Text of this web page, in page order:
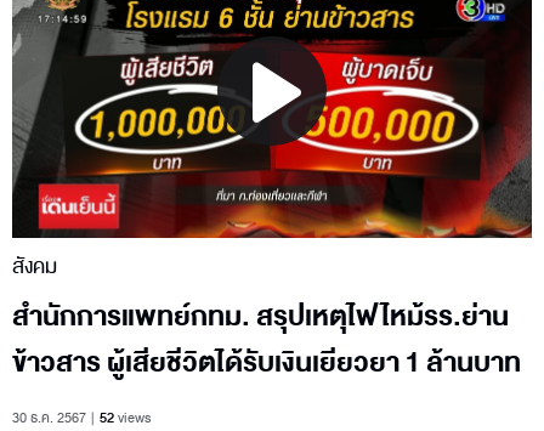
Play
Video
สังคม
สำนักการแพทย์กทม. สรุปเหตุไฟไหม้รร.ย่าน
ข้าวสาร ผู้เสียชีวิตได้รับเงินเยียวยา 1 ล้านบาท
30 ธ.ค. 2567 52views